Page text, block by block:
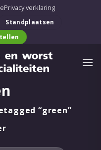
verklaring
Standplaatsen
“green”